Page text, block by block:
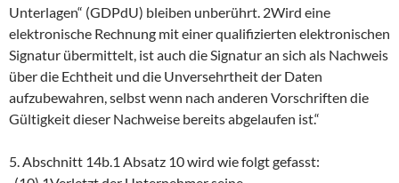
Unterlagen“ (GDPdU) bleiben unberührt. 2Wird eine
elektronische Rechnung mit einer qualifizierten elektronischen
Signatur übermittelt, ist auch die Signatur an sich als Nachweis
über die Echtheit und die Unversehrtheit der Daten
aufzubewahren, selbst wenn nach anderen Vorschriften die
Gültigkeit dieser Nachweise bereits abgelaufen ist.“
5. Abschnitt 14b.1 Absatz 10 wird wie folgt gefasst: